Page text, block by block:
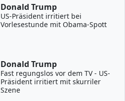
Donald Trump
US-Präsident irritiert bei
Vorlesestunde mit Obama-Spott
Donald Trump
Fast regungslos vor dem TV - US-
Präsident irritiert mit skurriler
Szene